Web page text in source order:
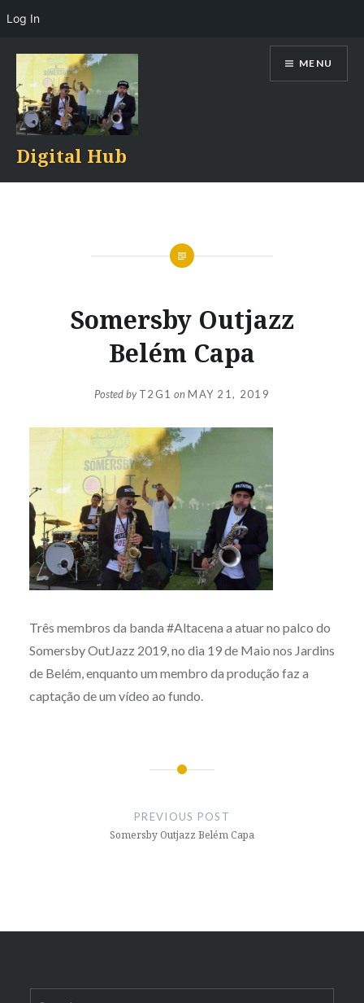
content
Digital Hub
MENU
Somersby Outjazz
Belém Capa
Posted byT2G1 onMAY 21, 2019
Três membros da banda #Altacena a atuar no palco do
Somersby OutJazz 2019, no dia 19 de Maio nos Jardins
de Belém, enquanto um membro da produção faz a
captação de um vídeo ao fundo.
PREVIOUS POST
Somersby Outjazz Belém Capa
Log In